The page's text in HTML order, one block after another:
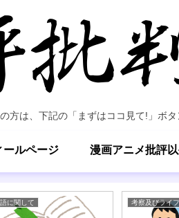
の方は、下記の「まずはココ見て!」ボタ
ールページ 漫画アニメ批評
に関して 考察及びライ